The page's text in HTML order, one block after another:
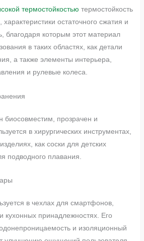
термостойкостью термостойкость
остаточного сжатия и
благодаря которым этот материал
в таких областях, как детали
а также элементы интерьера,
и рулевые колеса.
биосовместим, прозрачен и
в хирургических инструментах,
как соски для детских
подводного плавания.
в чехлах для смартфонов,
кухонных принадлежностях. Его
и изоляционный